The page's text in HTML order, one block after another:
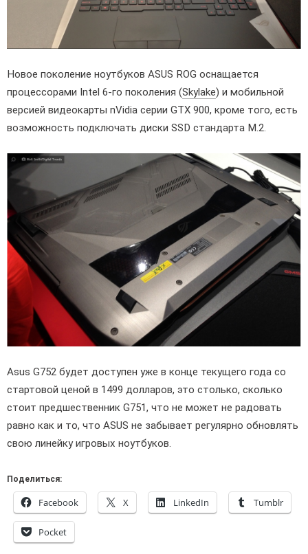
Новое поколение ноутбуков ASUS ROG оснащается
процессорами Intel 6-го поколения (Skylake) и мобильной
версией видеокарты nVidia серии GTX 900, кроме того, есть
возможность подключать диски SSD стандарта M.2.
Asus G752 будет доступен уже в конце текущего года со
стартовой ценой в 1499 долларов, это столько, сколько
стоит предшественник G751, что не может не радовать
равно как и то, что ASUS не забывает регулярно обновлять
свою линейку игровых ноутбуков.
Поделиться:
Facebook X LinkedIn Tumblr
Pocket